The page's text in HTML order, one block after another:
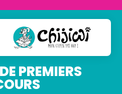
PREMIERS